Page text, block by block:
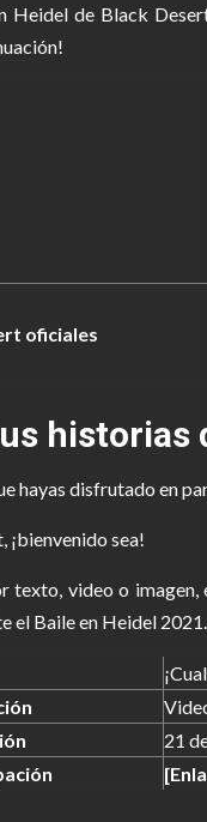
Heidel de Black
oficiales
historias
hayas disfrutado en
¡bienvenido sea!
texto, video o
el Baile en Heidel 2021.
21